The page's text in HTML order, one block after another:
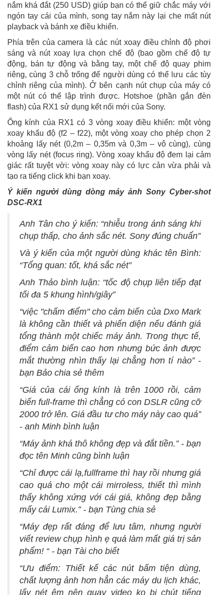
nắm khá đắt (250 USD) giúp bạn có thể giữ chắc máy với
ngón tay cái của mình, song tay nắm này lại che mất nút
playback và bánh xe điều khiển.
Phía trên của camera là các nút xoay điều chỉnh độ phơi
sáng và nút xoay lựa chọn chế độ (bao gồm chế độ tự
động, bán tự động và bằng tay, một chế độ quay phim
riêng, cùng 3 chỗ trống để người dùng có thể lưu các tùy
chỉnh riêng của mình). Ở bên cạnh nút chụp của máy có
một nút có thể lập trình được. Hotshoe (phần gắn đèn
flash) của RX1 sử dụng kết nối mới của Sony.
Ống kính của RX1 có 3 vòng xoay điều khiển: một vòng
xoay khẩu độ (f2 – f22), một vòng xoay cho phép chọn 2
khoảng lấy nét (0,2m – 0,35m và 0,3m – vô cùng), cùng
vòng lấy nét (focus ring). Vòng xoay khẩu độ đem lại cảm
giác rất tuyệt vời: vòng xoay này có lực cản vừa phải và
tạo ra tiếng click khi bạn xoay.
Ý kiến người dùng dòng máy ảnh Sony Cyber-shot
DSC-RX1
Anh Tân cho ý kiến: “nhiễu trong ánh sáng khi
chụp thấp, cho ảnh sắc nét. Sony đúng chuẩn”
Và ý kiến của một người dùng khác tên Bình:
“Tổng quan: tốt, khá sắc nét”
Anh Thảo bình luận: “tốc độ chụp liên tiếp đạt
tối đa 5 khung hình/giây”
“việc "chấm điểm" cho cảm biến của Dxo Mark
là không cần thiết và phiến diện nếu đánh giá
tổng thành một chiếc máy ảnh. Trong thực tế,
điểm cảm biến cao hơn nhưng bức ảnh được
mắt thường nhìn thấy lại chẳng hơn tí nào” -
bạn Bảo chia sẻ thêm
“Giá của cái ống kính là trên 1000 rồi, cảm
biến full-frame thì chẳng có con DSLR cũng cỡ
2000 trở lên. Giá đầu tư cho máy này cao quá”
- anh Minh bình luận
“Máy ảnh khá thô không đẹp và đắt tiền.” - bạn
đọc tên Minh cũng bình luận
“Chỉ được cái lạ,fullframe thì hay rồi nhưng giá
cao quá cho một cái mirroless, thiết thì mình
thấy không xứng với cái giá, không đẹp bằng
mấy cái Lumix.” - bạn Tùng chia sẻ
“Máy đẹp rất đáng để lưu tâm, nhưng người
viết review chụp hình ẹ quá làm mất giá trị sản
phẩm! “ - bạn Tài cho biết
“Ưu điểm: Thiết kế các nút bấm tiện dùng,
chất lượng ảnh hơn hẳn các máy du lịch khác,
lấy nét êm nên quay video ko bị chút tiếng